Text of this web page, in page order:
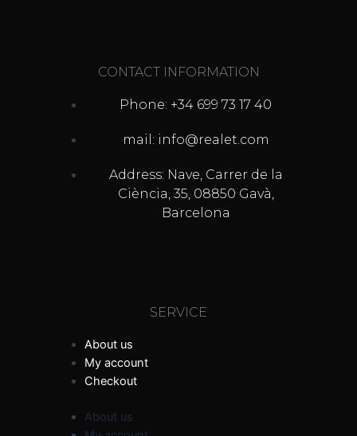
CONTACT INFORMATION
Phone: +34 699 73 17 40
mail: info@realet.com
Address: Nave, Carrer de la
Ciència, 35, 08850 Gavà,
Barcelona
SERVICE
About us
My account
Checkout
About us